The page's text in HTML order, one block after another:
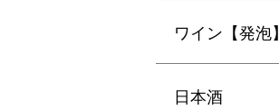
ワイン【発泡】
日本酒